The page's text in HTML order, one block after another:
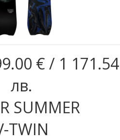
€ / 1 171.54
лв.
SUMMER
TWIN